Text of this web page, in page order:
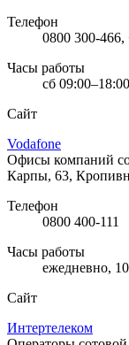
Телефон
0800 300-
Часы работы
сб
Сайт
Vodafone
Офисы компаний
Карпы, 63,
Телефон
0800 400-111
Часы работы
ежедневно,
Сайт
Интертелеком